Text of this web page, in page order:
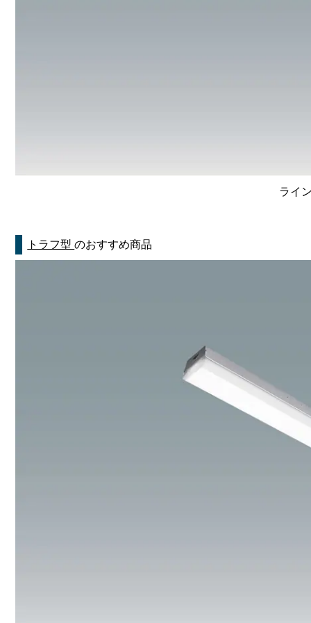
ライ
トラフ型のおすすめ商品